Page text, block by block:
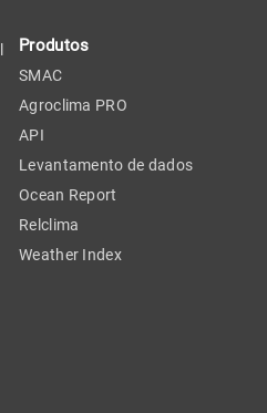
Produtos
SMAC
Agroclima PRO
API
Levantamento de dados
Ocean Report
Relclima
Weather Index